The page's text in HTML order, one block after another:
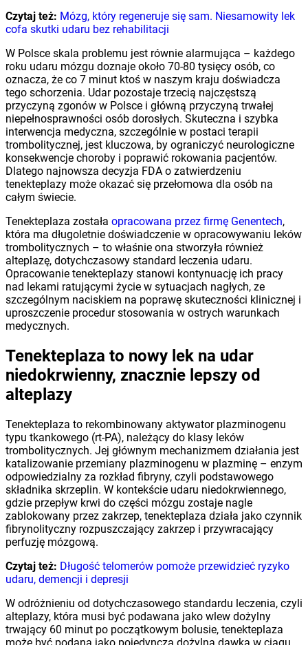
Czytaj też: Mózg, który regeneruje się sam. Niesamowity lek
cofa skutki udaru bez rehabilitacji
W Polsce skala problemu jest równie alarmująca – każdego
roku udaru mózgu doznaje około 70-80 tysięcy osób, co
oznacza, że co 7 minut ktoś w naszym kraju doświadcza
tego schorzenia. Udar pozostaje trzecią najczęstszą
przyczyną zgonów w Polsce i główną przyczyną trwałej
niepełnosprawności osób dorosłych. Skuteczna i szybka
interwencja medyczna, szczególnie w postaci terapii
trombolitycznej, jest kluczowa, by ograniczyć neurologiczne
konsekwencje choroby i poprawić rokowania pacjentów.
Dlatego najnowsza decyzja FDA o zatwierdzeniu
tenekteplazy może okazać się przełomowa dla osób na
całym świecie.
Tenekteplaza została opracowana przez firmę Genentech,
która ma długoletnie doświadczenie w opracowywaniu leków
trombolitycznych – to właśnie ona stworzyła również
alteplazę, dotychczasowy standard leczenia udaru.
Opracowanie tenekteplazy stanowi kontynuację ich pracy
nad lekami ratującymi życie w sytuacjach nagłych, ze
szczególnym naciskiem na poprawę skuteczności klinicznej i
uproszczenie procedur stosowania w ostrych warunkach
medycznych.
Tenekteplaza to nowy lek na udar
niedokrwienny, znacznie lepszy od
alteplazy
Tenekteplaza to rekombinowany aktywator plazminogenu
typu tkankowego (rt-PA), należący do klasy leków
trombolitycznych. Jej głównym mechanizmem działania jest
katalizowanie przemiany plazminogenu w plazminę – enzym
odpowiedzialny za rozkład fibryny, czyli podstawowego
składnika skrzeplin. W kontekście udaru niedokrwiennego,
gdzie przepływ krwi do części mózgu zostaje nagle
zablokowany przez zakrzep, tenekteplaza działa jako czynnik
fibrynolityczny rozpuszczający zakrzep i przywracający
perfuzję mózgową.
Czytaj też: Długość telomerów pomoże przewidzieć ryzyko
udaru, demencji i depresji
W odróżnieniu od dotychczasowego standardu leczenia, czyli
alteplazy, która musi być podawana jako wlew dożylny
trwający 60 minut po początkowym bolusie, tenekteplaza